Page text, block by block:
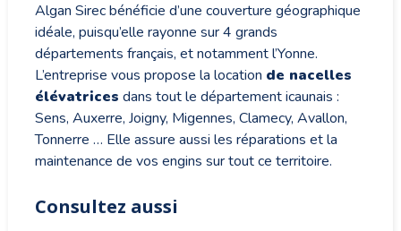
Algan Sirec bénéficie d’une couverture géographique
idéale, puisqu’elle rayonne sur 4 grands
départements français, et notamment l’Yonne.
L’entreprise vous propose la location de nacelles
élévatrices dans tout le département icaunais :
Sens, Auxerre, Joigny, Migennes, Clamecy, Avallon,
Tonnerre … Elle assure aussi les réparations et la
maintenance de vos engins sur tout ce territoire.
Consultez aussi